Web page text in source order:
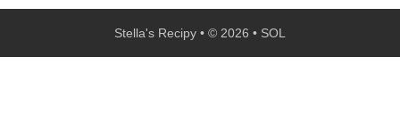
Stella's Recipy • © 2026 • SOL